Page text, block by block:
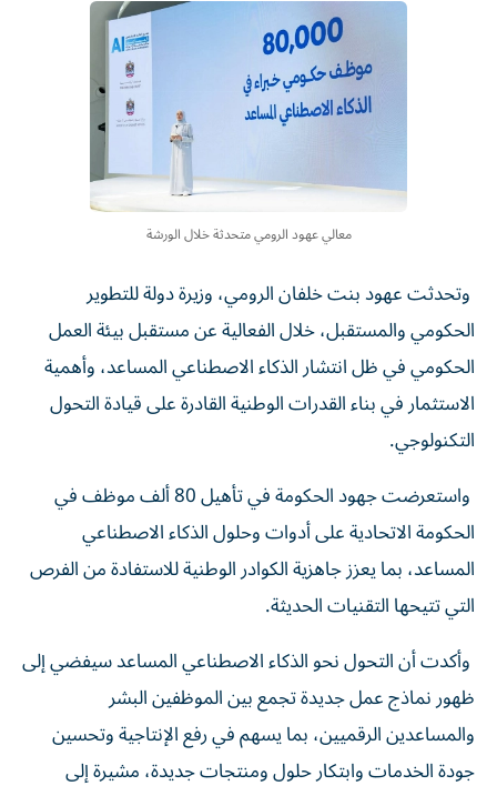
معالي عهود الرومي متحدثة خلال الورشة
وتحدثت عهود بنت خلفان الرومي، وزيرة دولة للتطوير
الحكومي والمستقبل، خلال الفعالية عن مستقبل بيئة العمل
الحكومي في ظل انتشار الذكاء الاصطناعي المساعد، وأهمية
الاستثمار في بناء القدرات الوطنية القادرة على قيادة التحول
التكنولوجي.
واستعرضت جهود الحكومة في تأهيل 80 ألف موظف في
الحكومة الاتحادية على أدوات وحلول الذكاء الاصطناعي
المساعد، بما يعزز جاهزية الكوادر الوطنية للاستفادة من الفرص
التي تتيحها التقنيات الحديثة.
وأكدت أن التحول نحو الذكاء الاصطناعي المساعد سيفضي إلى
ظهور نماذج عمل جديدة تجمع بين الموظفين البشر
والمساعدين الرقميين، بما يسهم في رفع الإنتاجية وتحسين
جودة الخدمات وابتكار حلول ومنتجات جديدة، مشيرة إلى